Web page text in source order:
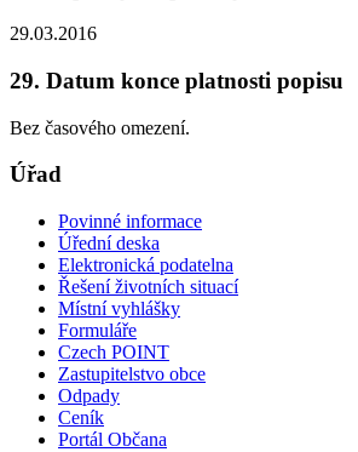
29.03.2016
29. Datum konce platnosti popisu
Bez časového omezení.
Úřad
Povinné informace
Úřední deska
Elektronická podatelna
Řešení životních situací
Místní vyhlášky
Formuláře
Czech POINT
Zastupitelstvo obce
Odpady
Ceník
Portál Občana